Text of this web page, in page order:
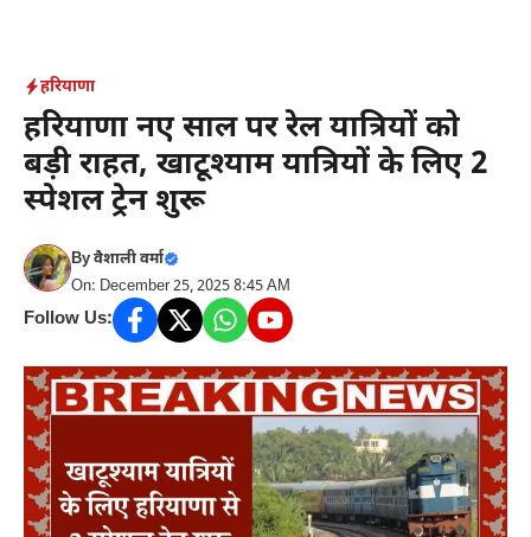
content
हरियाणा
हरियाणा नए साल पर रेल यात्रियों को
बड़ी राहत, खाटूश्याम यात्रियों के लिए 2
स्पेशल ट्रेन शुरू
Byवैशाली वर्मा
On: December 25, 2025 8:45 AM
Follow Us: